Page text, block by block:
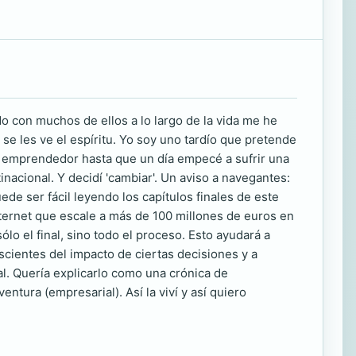
con muchos de ellos a lo largo de la vida me he
les ve el espíritu. Yo soy uno tardío que pretende
hasta que un día empecé a sufrir una
Y decidí 'cambiar'. Un aviso a navegantes:
ser fácil leyendo los capítulos finales de este
que escale a más de 100 millones de euros en
el final, sino todo el proceso. Esto ayudará a
del impacto de ciertas decisiones y a
Quería explicarlo como una crónica de
(empresarial). Así la viví y así quiero